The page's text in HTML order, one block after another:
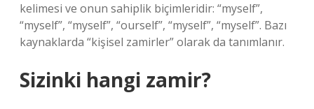
kelimesi ve onun sahiplik biçimleridir: “myself”,
“myself”, “myself”, “ourself”, “myself”, “myself”. Bazı
kaynaklarda “kişisel zamirler” olarak da tanımlanır.
Sizinki hangi zamir?